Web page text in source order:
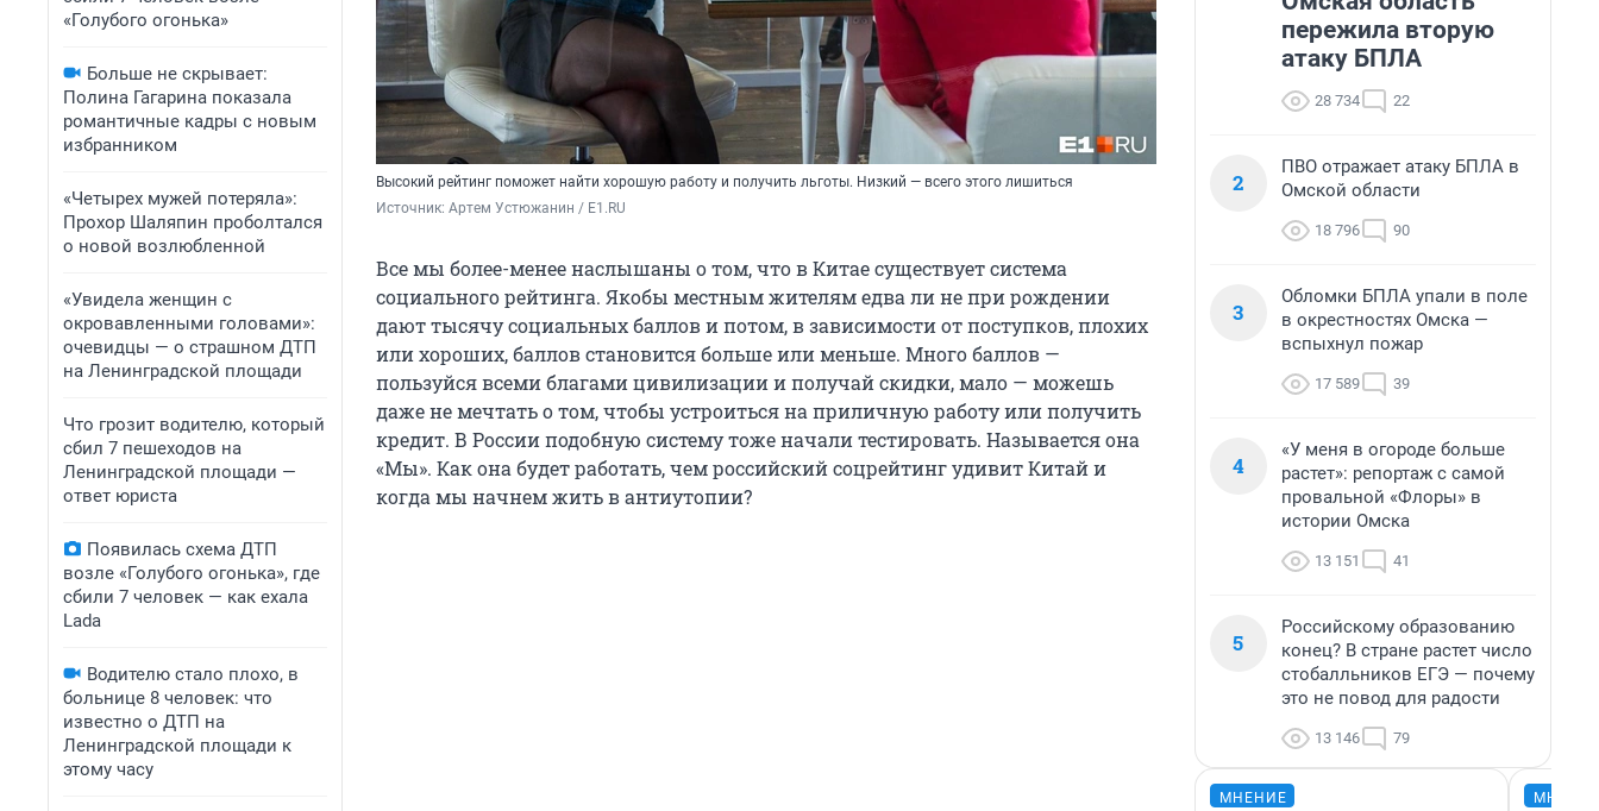
«Голубого огонька»
Больше не скрывает:
Полина Гагарина показала
романтичные кадры с новым
избранником
«Четырех мужей потеряла»:
Прохор Шаляпин проболтался
о новой возлюбленной
«Увидела женщин с
окровавленными головами»:
очевидцы — о страшном ДТП
на Ленинградской площади
Что грозит водителю, который
сбил 7 пешеходов на
Ленинградской площади —
ответ юриста
Появилась схема ДТП
возле «Голубого огонька», где
сбили 7 человек — как ехала
Lada
Водителю стало плохо, в
больнице 8 человек: что
известно о ДТП на
Ленинградской площади к
этому часу
Высокий рейтинг поможет найти хорошую работу и получить льготы. Низкий — всего этого лишиться
Источник: Артем Устюжанин / E1.RU
Все мы более-менее наслышаны о том, что в Китае существует система
социального рейтинга. Якобы местным жителям едва ли не при рождении
дают тысячу социальных баллов и потом, в зависимости от поступков, плохих
или хороших, баллов становится больше или меньше. Много баллов —
пользуйся всеми благами цивилизации и получай скидки, мало — можешь
даже не мечтать о том, чтобы устроиться на приличную работу или получить
кредит. В России подобную систему тоже начали тестировать. Называется она
«Мы». Как она будет работать, чем российский соцрейтинг удивит Китай и
когда мы начнем жить в антиутопии?
пережила вторую
атаку БПЛА
28 734 22
2
ПВО отражает атаку БПЛА в
Омской области
18 796 90
3
Обломки БПЛА упали в поле
в окрестностях Омска —
вспыхнул пожар
17 589 39
4
«У меня в огороде больше
растет»: репортаж с самой
провальной «Флоры» в
истории Омска
13 151 41
5
Российскому образованию
конец? В стране растет число
стобалльников ЕГЭ — почему
это не повод для радости
13 146 79
МНЕНИЕ